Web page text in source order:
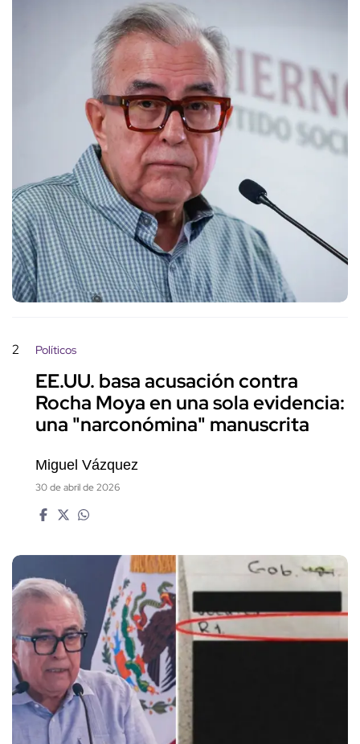
2 Políticos
EE.UU. basa acusación contra
Rocha Moya en una sola evidencia:
una "narconómina" manuscrita
Miguel Vázquez
30 de abril de 2026